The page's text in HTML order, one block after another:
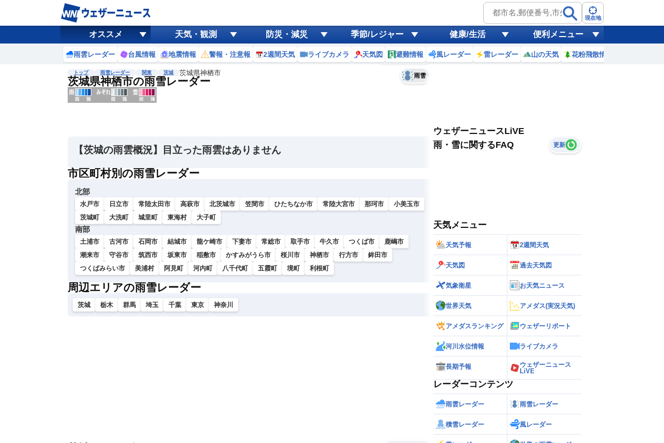
現在地
オススメ 天気・観測 防災・減災 季節/レジャー 健康/生活 便利メニュー
雨雲レーダー 台風情報 地震情報 警報・注意報 2週間天気 ライブカメラ 天気図 避難情報 風レーダー 雷レーダー 山の天気 花粉飛散情報
トップ 雨雪レーダー 関東 茨城 茨城県神栖市
茨城県神栖市の雨雪レーダー 雨雪
予報士コメント
黄砂
天気 台風
【茨城の雨雲概況】目立った雨雲はありません
市区町村別の雨雪レーダー
北部
水戸市 日立市 常陸太田市 高萩市 北茨城市 笠間市 ひたちなか市 常陸大宮市 那珂市
小美玉市
茨城町
大洗町 城里町 東海村 大子町
南部
土浦市 古河市 石岡市 結城市 龍ケ崎市 下妻市 常総市 取手市 牛久市 つくば市
鹿嶋市
潮来市
守谷市 筑西市 坂東市 稲敷市 かすみがうら市 桜川市 神栖市 行方市
鉾田市
つくばみらい市
美浦村 阿見町 河内町 八千代町 五霞町 境町 利根町
周辺エリアの雨雪レーダー
茨城 栃木 群馬 埼玉 千葉 東京 神奈川
ウェザーニュースLiVE
雨・雪に関するFAQ
更新
天気メニュー
天気予報 2週間天気
天気図 過去天気図
気象衛星 お天気ニュース
世界天気 アメダス(実況天気)
アメダスランキング ウェザーリポート
河川水位情報 ライブカメラ
長期予報
ウェザーニュース
LiVE
レーダーコンテンツ
雨雲レーダー 雨雪レーダー
積雪レーダー 風レーダー